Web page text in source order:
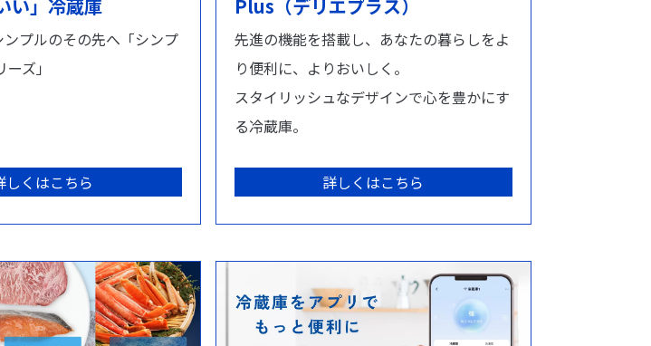
い」冷蔵庫
プルのその先へ「シンプ
ズ」
しくはこちら
Plus（デリエプラス）
先進の機能を搭載し、あなたの暮らしをよ
り便利に、よりおいしく。
スタイリッシュなデザインで心を豊かにす
る冷蔵庫。
詳しくはこちら